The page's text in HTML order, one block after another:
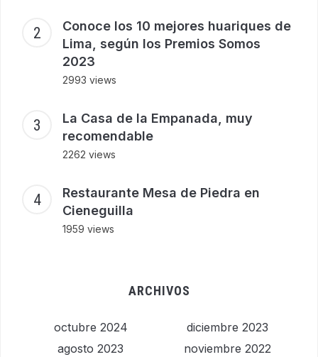
Conoce los 10 mejores huariques de
Lima, según los Premios Somos
2023
2993 views
La Casa de la Empanada, muy
recomendable
2262 views
Restaurante Mesa de Piedra en
Cieneguilla
1959 views
ARCHIVOS
octubre 2024
diciembre 2023
agosto 2023
noviembre 2022